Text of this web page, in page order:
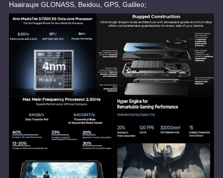
Навігація GLONASS, Beidou, GPS, Galileo;